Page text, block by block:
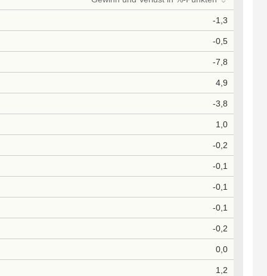
-1,3
-0,5
-7,8
4,9
-3,8
1,0
-0,2
-0,1
-0,1
-0,1
-0,2
0,0
1,2